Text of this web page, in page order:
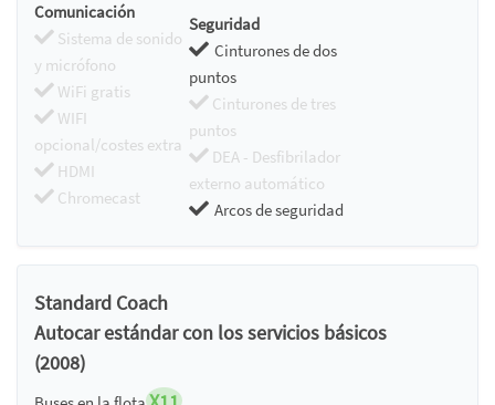
Comunicación
Sistema de sonido
y micrófono
WiFi gratis
WIFI
opcional/costes extra
HDMI
Chromecast
Seguridad
Cinturones de dos
puntos
Cinturones de tres
puntos
DEA - Desfibrilador
externo automático
Arcos de seguridad
Standard Coach
Autocar estándar con los servicios básicos
(2008)